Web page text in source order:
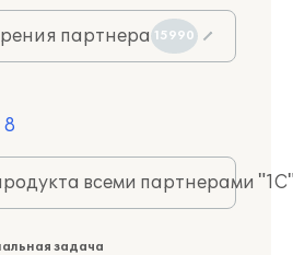
партнера 15990
8
всеми партнерами
задача